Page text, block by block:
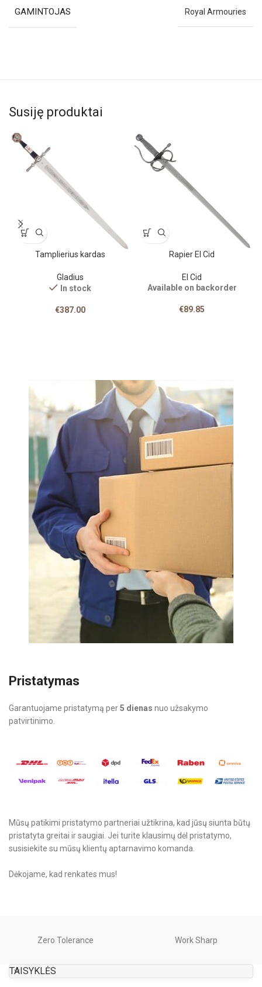
GAMINTOJAS Royal Armouries
Susiję produktai
Tamplierius kardas
Gladius
In stock
€387.00
Rapier El Cid
El Cid
Available on backorder
€89.85
Pristatymas
Garantuojame pristatymą per5 dienas nuo užsakymo
patvirtinimo.
Mūsų patikimi pristatymo partneriai užtikrina, kad jūsų siunta būtų
pristatyta greitai ir saugiai. Jei turite klausimų dėl pristatymo,
susisiekite su mūsų klientų aptarnavimo komanda.
Dėkojame, kad renkates mus!
Zero Tolerance Work Sharp
TAISYKLĖS